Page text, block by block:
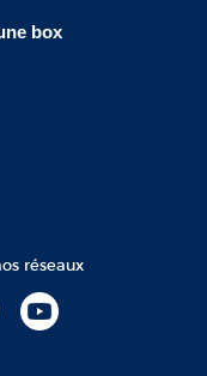
box
réseaux